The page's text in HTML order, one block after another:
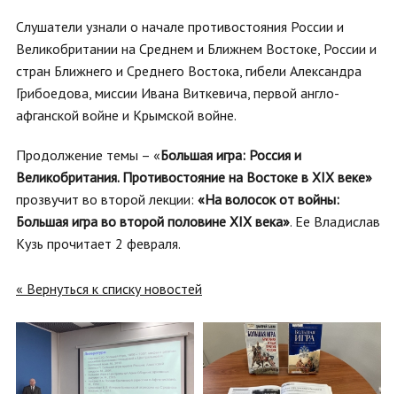
Слушатели узнали о начале противостояния России и
Великобритании на Среднем и Ближнем Востоке, России и
стран Ближнего и Среднего Востока, гибели Александра
Грибоедова, миссии Ивана Виткевича, первой англо-
афганской войне и Крымской войне.
Продолжение темы – «Большая игра: Россия и
Великобритания. Противостояние на Востоке в XIX веке»
прозвучит во второй лекции: «На волосок от войны:
Большая игра во второй половине XIX века». Ее Владислав
Кузь прочитает 2 февраля.
« Вернуться к списку новостей